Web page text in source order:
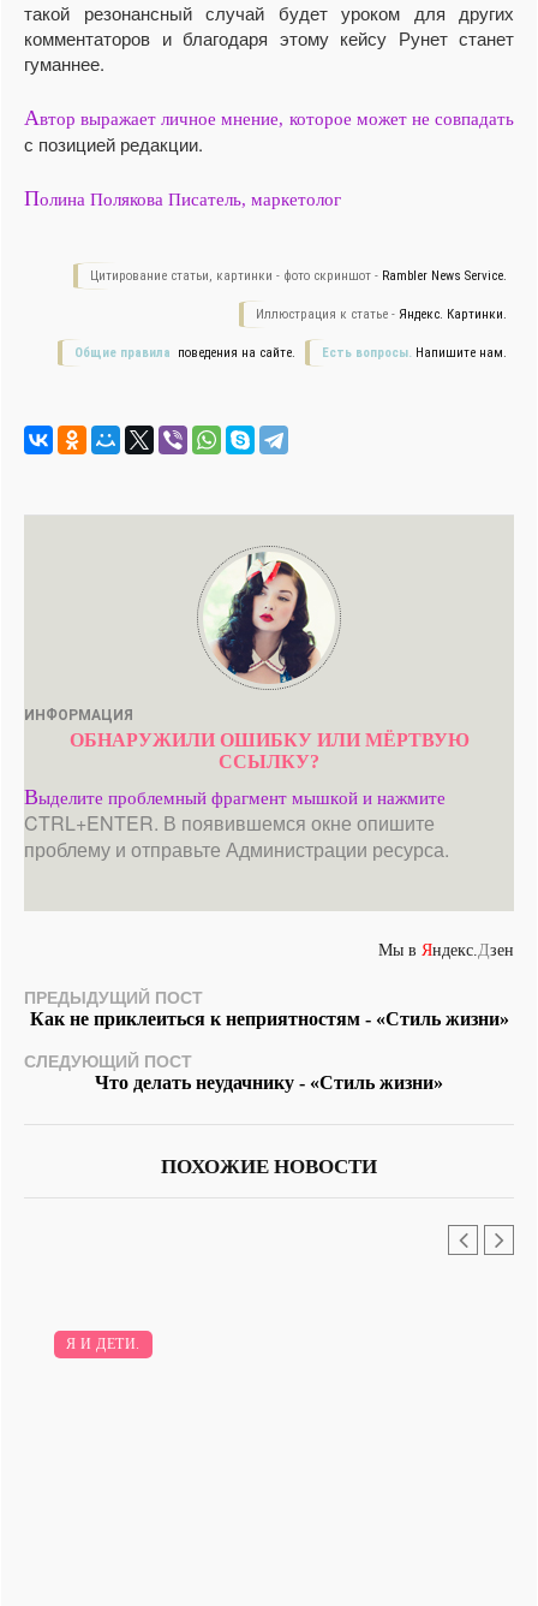
такой резонансный случай будет уроком для других
комментаторов и благодаря этому кейсу Рунет станет
гуманнее.
Автор выражает личное мнение, которое может не совпадать
с позицией редакции.
Полина Полякова Писатель, маркетолог
Цитирование статьи, картинки - фото скриншот - Rambler News Service.
Иллюстрация к статье - Яндекс. Картинки.
Есть вопросы. Напишите нам.
Общие правила поведения на сайте.
ИНФОРМАЦИЯ
ОБНАРУЖИЛИ ОШИБКУ ИЛИ МЁРТВУЮ
ССЫЛКУ?
Выделите проблемный фрагмент мышкой и нажмите
CTRL+ENTER. В появившемся окне опишите
проблему и отправьте Администрации ресурса.
Мы в Яндекс. Дзен
ПРЕДЫДУЩИЙ ПОСТ
Как не приклеиться к неприятностям - «Стиль жизни»
СЛЕДУЮЩИЙ ПОСТ
Что делать неудачнику - «Стиль жизни»
ПОХОЖИЕ НОВОСТИ
Я И ДЕТИ.